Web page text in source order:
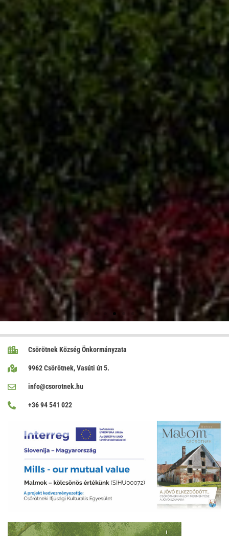
Csörötnek Község Önkormányzata
9962 Csörötnek, Vasúti út 5.
info@csorotnek.hu
+36 94 541 022